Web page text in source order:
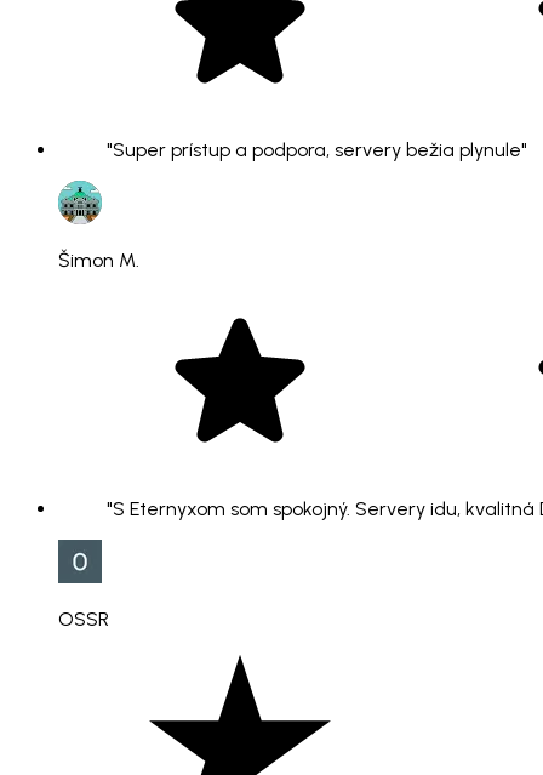
"Super prístup a podpora, servery bežia plynule"
Šimon M.
"S Eternyxom som spokojný. Servery idu,
OSSR